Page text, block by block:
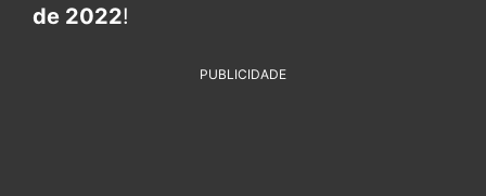
de 2022!
PUBLICIDADE